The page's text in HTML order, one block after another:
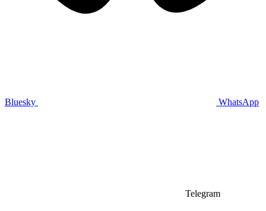
Bluesky WhatsApp
Telegram